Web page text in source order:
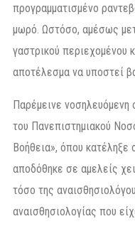
προγραμματισμένο
μωρό. Ωστόσο, αμέσως
γαστρικού περιεχομένου
αποτέλεσμα να υποστεί
Παρέμεινε
του Πανεπιστημιακού
Βοήθεια», όπου κατέληξε
αποδόθηκε σε αμελείς
τόσο της
αναισθησιολογίας που